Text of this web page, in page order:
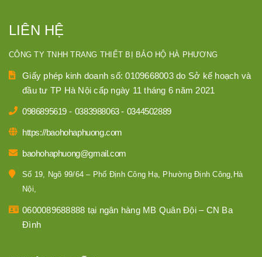
LIÊN HỆ
CÔNG TY TNHH TRANG THIẾT BỊ BẢO HỘ HÀ PHƯƠNG
Giấy phép kinh doanh số: 0109668003 do Sở kế hoạch và
đầu tư TP Hà Nội cấp ngày 11 tháng 6 năm 2021
0986895619 - 0383988063- 0344502889
https://baohohaphuong.com
baohohaphuong@gmail.com
Số 19, Ngõ 99/64 – Phố Định Công Hạ, Phường Định Công,Hà
Nội,
0600089688888 tại ngân hàng MB Quân Đội – CN Ba
Đình